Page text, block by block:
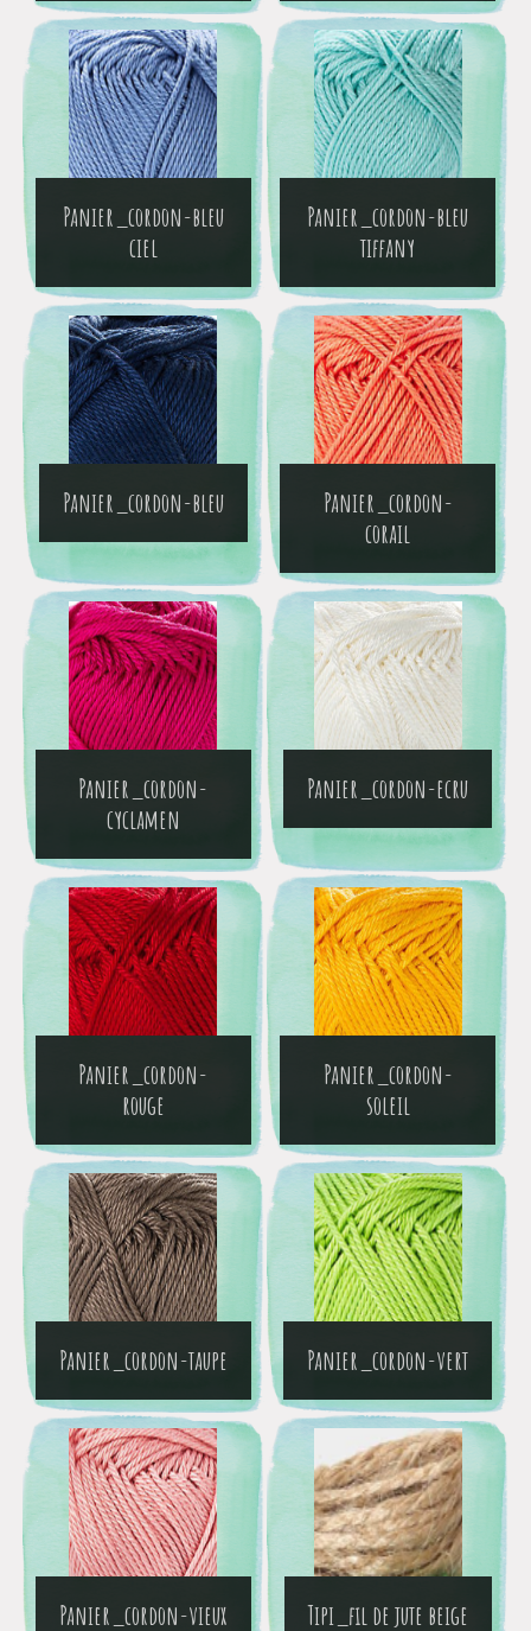
Panier_cordon-bleu
ciel
Panier_cordon-bleu
tiffany
Panier_cordon-bleu
Panier_cordon-
corail
Panier_cordon-
cyclamen
Panier_cordon-ecru
Panier_cordon-
rouge
Panier_cordon-
soleil
Panier_cordon-taupe Panier_cordon-vert
Panier_cordon-vieux
Tipi_fil de jute beige